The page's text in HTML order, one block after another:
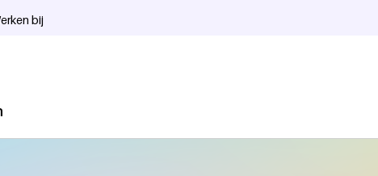
bij